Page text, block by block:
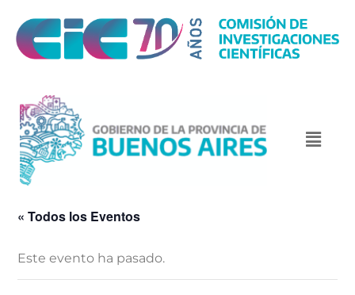
« Todos los Eventos
Este evento ha pasado.